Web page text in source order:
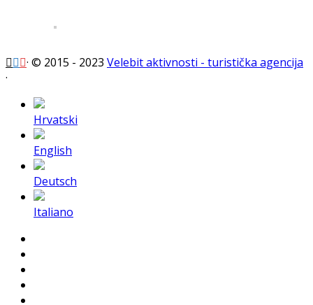
· © 2015 - 2023 Velebit aktivnosti - turistička agencija
·
Hrvatski
English
Deutsch
Italiano